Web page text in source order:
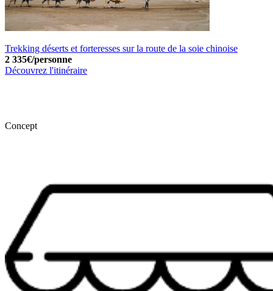
Trekking déserts et forteresses sur la route de la soie chinoise
2 335€/personne
Découvrez l'itinéraire
Concept